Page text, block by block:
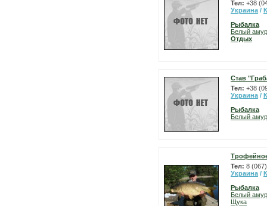
Тел: +38
Украина /
Рыбалка
Белый амур
Отдых
Став
Тел: +38
Украина /
Рыбалка
Белый амур
Тел: 8
Украина /
Рыбалка
Белый амур
Щука